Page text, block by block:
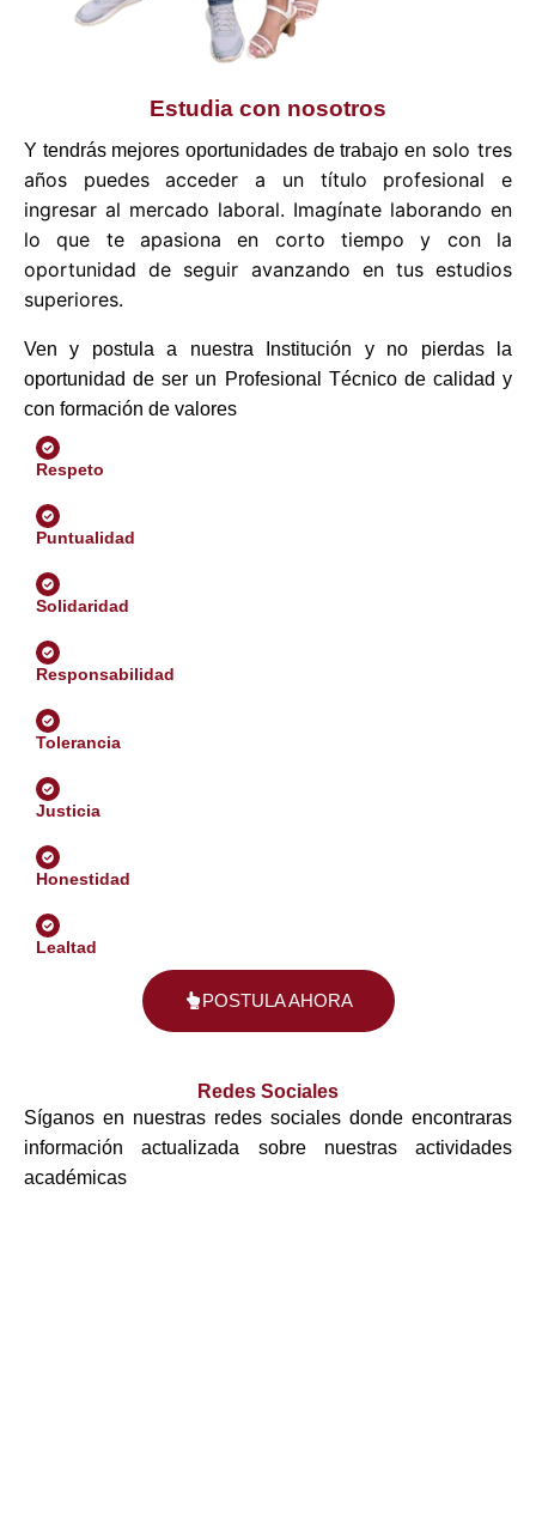
Estudia con nosotros
Y tendrás mejores oportunidades de trabajo en solo tres
años puedes acceder a un título profesional e
ingresar al mercado laboral. Imagínate laborando en
lo que te apasiona en corto tiempo y con la
oportunidad de seguir avanzando en tus estudios
superiores.
Ven y postula a nuestra Institución y no pierdas la
oportunidad de ser un Profesional Técnico de calidad y
con formación de valores
Respeto
Puntualidad
Solidaridad
Responsabilidad
Tolerancia
Justicia
Honestidad
Lealtad
POSTULA AHORA
Redes Sociales
Síganos en nuestras redes sociales donde encontraras
información actualizada sobre nuestras actividades
académicas